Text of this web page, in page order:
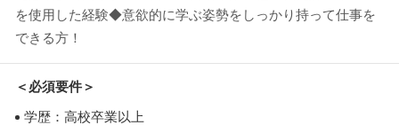
を使用した経験◆意欲的に学ぶ姿勢をしっかり持って仕事を
できる方！
＜必須要件＞
学歴：高校卒業以上